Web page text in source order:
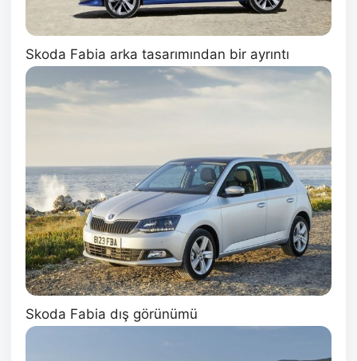
Skoda Fabia arka tasarımından bir ayrıntı
Skoda Fabia dış görünümü